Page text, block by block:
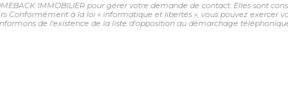
IMMOBILIER pour gérer votre demande de contact. Elles sont
Conformément à la loi « informatique et libertés », vous pouvez exercer
de l'existence de la liste d'opposition au démarchage